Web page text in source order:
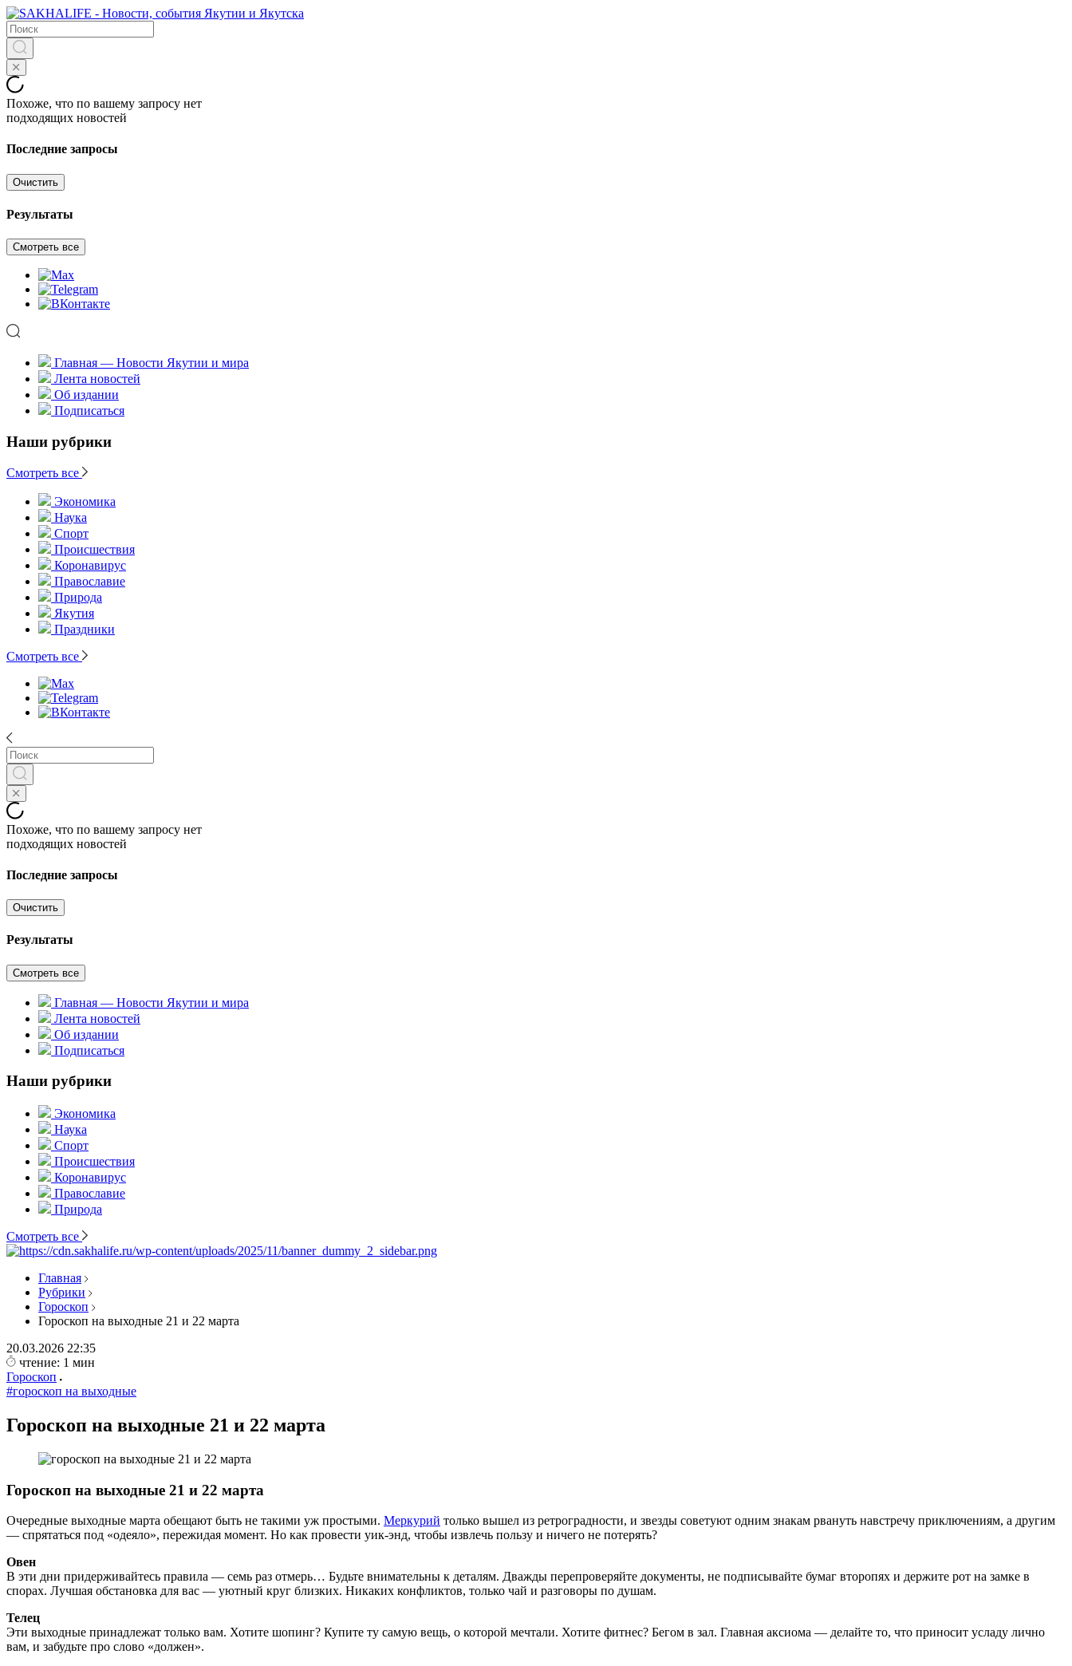
Похоже, что по вашему запросу нет
подходящих новостей
Последние запросы
Очистить
Результаты
Смотреть все
Главная — Новости Якутии и мира
Лента новостей
Об издании
Подписаться
Наши рубрики
Смотреть все
Экономика
Наука
Спорт
Происшествия
Коронавирус
Православие
Природа
Якутия
Праздники
Смотреть все
Похоже, что по вашему запросу нет
подходящих новостей
Последние запросы
Очистить
Результаты
Смотреть все
Главная — Новости Якутии и мира
Лента новостей
Об издании
Подписаться
Наши рубрики
Экономика
Наука
Спорт
Происшествия
Коронавирус
Православие
Природа
Смотреть все
Главная
Рубрики
Гороскоп
Гороскоп на выходные 21 и 22 марта
20.03.2026 22:35
чтение: 1 мин
Гороскоп
#гороскоп на выходные
Гороскоп на выходные 21 и 22 марта
Гороскоп на выходные 21 и 22 марта
Очередные выходные марта обещают быть не такими уж простыми. Меркурий только вышел из ретроградности, и звезды советуют одним знакам рвануть навстречу приключениям, а другим
— спрятаться под «одеяло», пережидая момент. Но как провести уик-энд, чтобы извлечь пользу и ничего не потерять?
Овен
В эти дни придерживайтесь правила — семь раз отмерь… Будьте внимательны к деталям. Дважды перепроверяйте документы, не подписывайте бумаг второпях и держите рот на замке в
спорах. Лучшая обстановка для вас — уютный круг близких. Никаких конфликтов, только чай и разговоры по душам.
Телец
Эти выходные принадлежат только вам. Хотите шопинг? Купите ту самую вещь, о которой мечтали. Хотите фитнес? Бегом в зал. Главная аксиома — делайте то, что приносит усладу лично
вам, и забудьте про слово «должен».